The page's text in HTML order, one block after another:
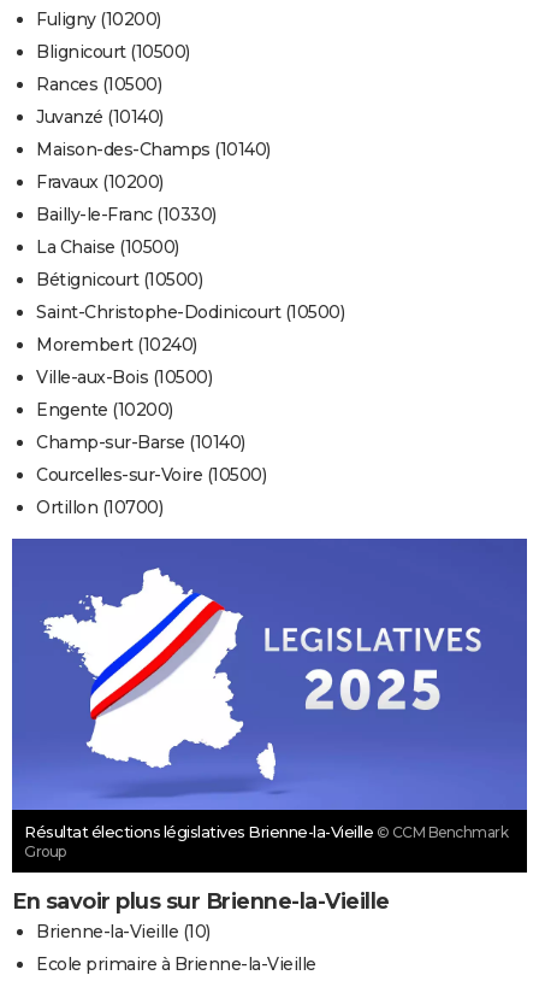
Fuligny (10200)
Blignicourt (10500)
Rances (10500)
Juvanzé (10140)
Maison-des-Champs (10140)
Fravaux (10200)
Bailly-le-Franc (10330)
La Chaise (10500)
Bétignicourt (10500)
Saint-Christophe-Dodinicourt (10500)
Morembert (10240)
Ville-aux-Bois (10500)
Engente (10200)
Champ-sur-Barse (10140)
Courcelles-sur-Voire (10500)
Ortillon (10700)
Résultat élections législatives Brienne-la-Vieille © CCM Benchmark
Group
En savoir plus sur Brienne-la-Vieille
Brienne-la-Vieille (10)
Ecole primaire à Brienne-la-Vieille